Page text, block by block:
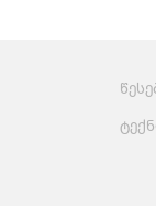
პასტა